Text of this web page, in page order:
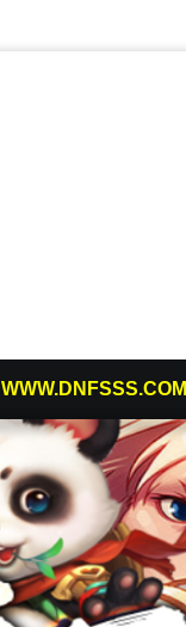
WWW.DNFSSS.COM